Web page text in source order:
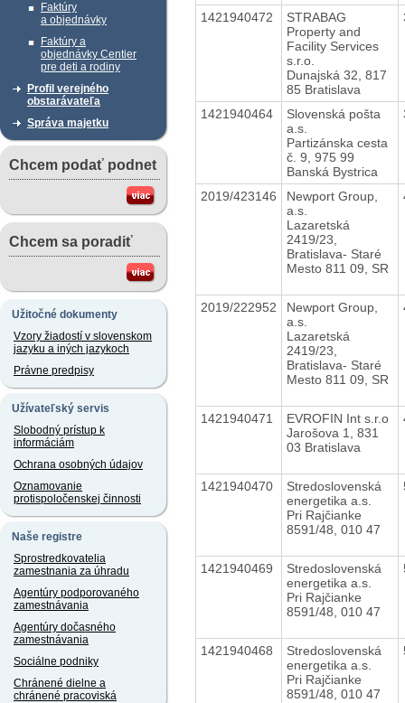
Faktúry
a objednávky
Faktúry a
objednávky Centier
pre deti a rodiny
Profil verejného
obstarávateľa
Správa majetku
Chcem podať podnet
Chcem sa poradiť
Užitočné dokumenty
Vzory žiadostí v slovenskom
jazyku a iných jazykoch
Právne predpisy
Užívateľský servis
Slobodný prístup k
informáciám
Ochrana osobných údajov
Oznamovanie
protispoločenskej činnosti
Naše registre
Sprostredkovatelia
zamestnania za úhradu
Agentúry podporovaného
zamestnávania
Agentúry dočasného
zamestnávania
Sociálne podniky
Chránené dielne a
chránené pracoviská
1421940472
STRABAG
Property and
Facility Services
s.r.o.
Dunajská 32, 817
85 Bratislava
1421940464
Slovenská pošta
a.s.
Partizánska cesta
č. 9, 975 99
Banská Bystrica
2019/423146
Newport Group,
a.s.
Lazaretská
2419/23,
Bratislava- Staré
Mesto 811 09, SR
2019/222952
Newport Group,
a.s.
Lazaretská
2419/23,
Bratislava- Staré
Mesto 811 09, SR
1421940471
EVROFIN Int s.r.o
Jarošova 1, 831
03 Bratislava
1421940470
Stredoslovenská
energetika a.s.
Pri Rajčianke
8591/48, 010 47
1421940469
Stredoslovenská
energetika a.s.
Pri Rajčianke
8591/48, 010 47
1421940468
Stredoslovenská
energetika a.s.
Pri Rajčianke
8591/48, 010 47